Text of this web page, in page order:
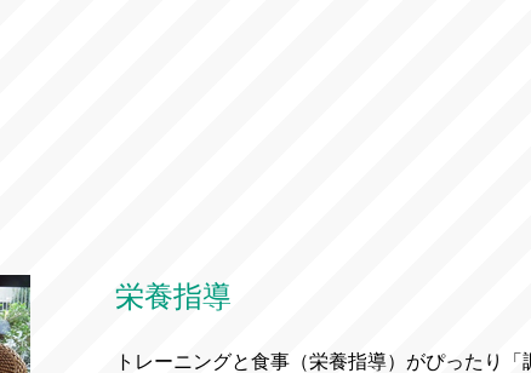
栄養指導
トレーニングと食事（栄養指導）がぴったり